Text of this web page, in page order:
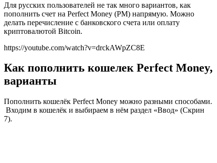
Для русских пользователей не так много вариантов, как
пополнить счет на Perfect Money (PM) напрямую. Можно
делать перечисление с банковского счета или оплату
криптовалютой Bitcoin.
https://youtube.com/watch?v=drckAWpZC8E
Как пополнить кошелек Perfect Money,
варианты
Пополнить кошелёк Perfect Money можно разными способами.
Входим в кошелёк и выбираем в нём раздел «Ввод» (Скрин
7).